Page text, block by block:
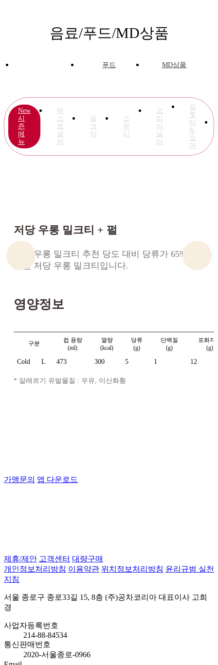
음료/푸드/MD상품
푸드 MD상품
New
시
즌
메
뉴
베
스
트
셀
러
밀
크
티
스
무
디
오
리
지
널
티
프
룻
티
&
모
어
저당 우롱 밀크티 + 펄
기존 우롱 밀크티 추천 당도 대비 당류가 65% 감
소한 저당 우롱 밀크티입니다.
영양정보
구분
컵 용량
(ml)
열량
(kcal)
당류
(g)
단백질
(g)
포화지
(g)
Cold L 473 300 5 1 12
* 알레르기 유발물질 : 우유, 이산화황
가맹문의 앱 다운로드
제휴/제안 고객센터 대량구매
개인정보처리방침 이용약관 위치정보처리방침 윤리규범 실천
지침
서울 종로구 종로33길 15, 8층 (주)공차코리아 대표이사 고희
경
사업자등록번호
214-88-84534
통신판매번호
2020-서울종로-0966